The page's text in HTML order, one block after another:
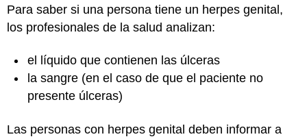
Para saber si una persona tiene un herpes genital,
los profesionales de la salud analizan:
el líquido que contienen las úlceras
la sangre (en el caso de que el paciente no
presente úlceras)
Las personas con herpes genital deben informar a